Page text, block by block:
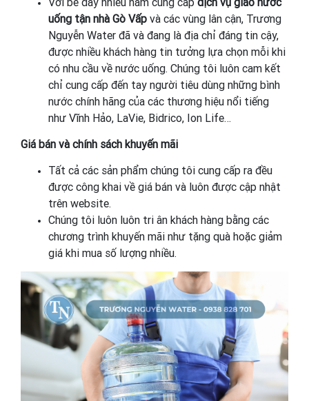
uống tận nhà Gò Vấp và các vùng lân cận, Trương
Nguyễn Water đã và đang là địa chỉ đáng tin cậy,
được nhiều khách hàng tin tưởng lựa chọn mỗi khi
có nhu cầu về nước uống. Chúng tôi luôn cam kết
chỉ cung cấp đến tay người tiêu dùng những bình
nước chính hãng của các thương hiệu nổi tiếng
như Vĩnh Hảo, LaVie, Bidrico, Ion Life…
Giá bán và chính sách khuyến mãi
Tất cả các sản phẩm chúng tôi cung cấp ra đều
được công khai về giá bán và luôn được cập nhật
trên website.
Chúng tôi luôn luôn tri ân khách hàng bằng các
chương trình khuyến mãi như tặng quà hoặc giảm
giá khi mua số lượng nhiều.